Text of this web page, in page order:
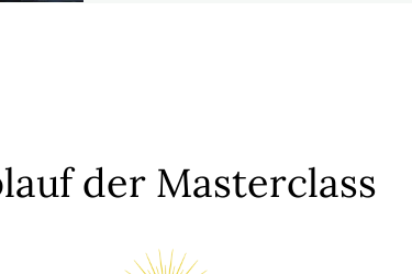
der Masterclass